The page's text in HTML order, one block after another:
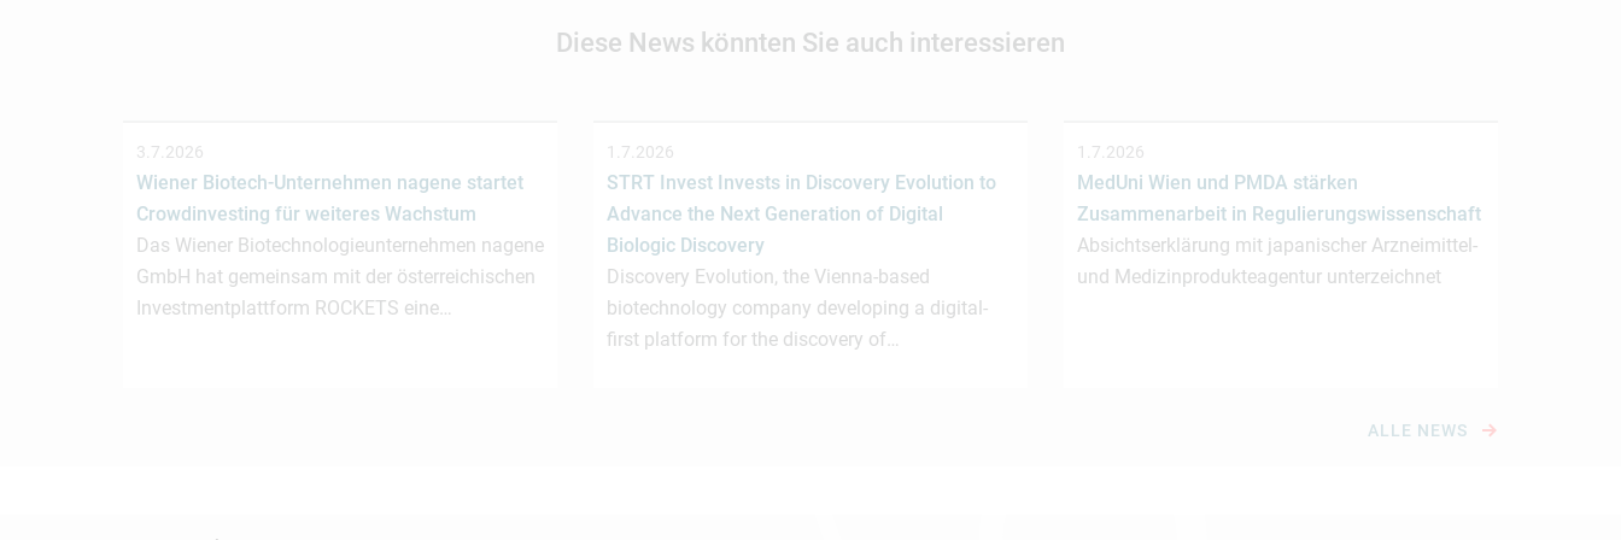
Diese News könnten Sie auch interessieren
3.7.2026
Wiener Biotech-Unternehmen nagene startet
Crowdinvesting für weiteres Wachstum
Das Wiener Biotechnologieunternehmen nagene
GmbH hat gemeinsam mit der österreichischen
Investmentplattform ROCKETS eine…
1.7.2026
STRT Invest Invests in Discovery Evolution to
Advance the Next Generation of Digital
Biologic Discovery
Discovery Evolution, the Vienna-based
biotechnology company developing a digital-
first platform for the discovery of…
1.7.2026
MedUni Wien und PMDA stärken
Zusammenarbeit in Regulierungswissenschaft
Absichtserklärung mit japanischer Arzneimittel-
und Medizinprodukteagentur unterzeichnet
ALLE NEWS